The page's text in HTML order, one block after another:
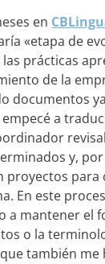
en
«etapa de
las prácticas
de la
documentos
empecé a
y,
proyectos para
En este
a mantener el
o la
también me